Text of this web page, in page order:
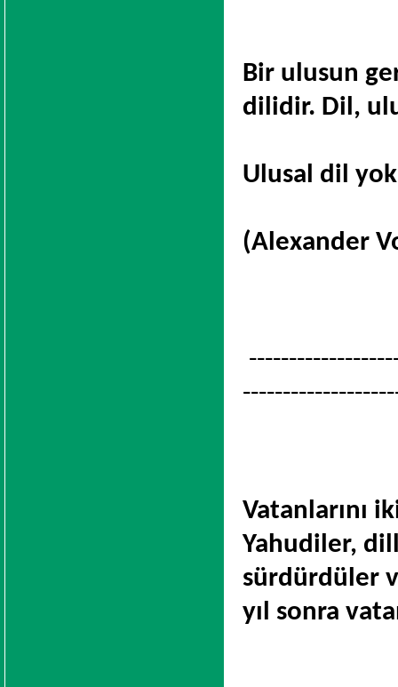
Bir ulusun
dilidir. Dil,
Ulusal dil
(Alexander
Vatanlarını
Yahudiler,
sürdürdüler
yıl sonra